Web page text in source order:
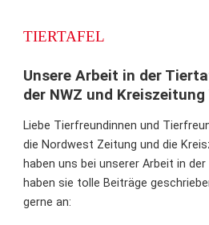
TIERTAFEL
Unsere Arbeit in der
der NWZ und
Liebe Tierfreundinnen und
die Nordwest Zeitung und die
haben uns bei unserer Arbeit in
haben sie tolle Beiträge
gerne an: